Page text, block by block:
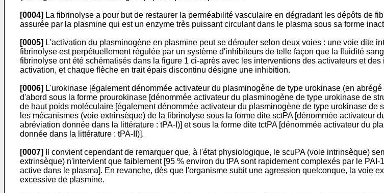
[0004] La fibrinolyse a pour but de restaurer la perméabilité vasculaire en dégradant les dépôts de
assurée par la plasmine qui est un enzyme très puissant circulant dans le plasma sous sa forme
[0005] L'activation du plasminogène en plasmine peut se dérouler selon deux voies : une voie dite
fibrinolyse est perpétuellement régulée par un système d'inhibiteurs de telle façon que la fluidité
fibrinolyse ont été schématisés dans la figure 1 ci-après avec les interventions des activateurs et
activation, et chaque flèche en trait épais discontinu désigne une inhibition.
[0006] L'urokinase [également dénommée activateur du plasminogène de type urokinase (en
d'abord sous la forme prourokinase [dénommée activateur du plasminogène de type urokinase de
de haut poids moléculaire [également dénommée activateur du plasminogène de type urokinase de
les mécanismes (voie extrinsèque) de la fibrinolyse sous la forme dite sctPA [dénommée activateur
abréviation donnée dans la littérature : tPA-I)] et sous la forme dite tctPA [dénommée activateur du
donnée dans la littérature : tPA-II)].
[0007]
Il convient cependant de remarquer que, à l'état physiologique, le scuPA (voie intrinsèque)
extrinsèque) n'intervient que faiblement [95 % environ du tPA sont rapidement complexés par le
active dans le plasma]. En revanche, dès que l'organisme subit une agression quelconque, la voie
excessive de plasmine.